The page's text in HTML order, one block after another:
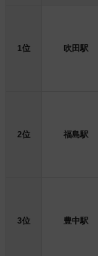
1位 吹田駅
2位 福島駅
3位 豊中駅